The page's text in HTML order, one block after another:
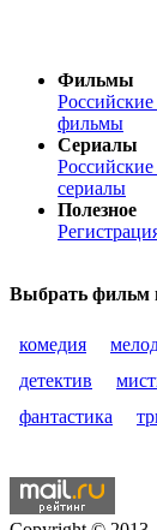
Фильмы
фильмы
Сериалы
сериалы
Полезное
Выбрать фильм
комедия
детектив
фантастика